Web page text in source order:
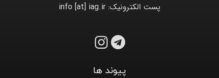
پست الکترونیک: info [at] iag.ir
پیوند ها